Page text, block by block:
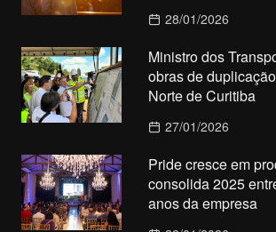
28/01/2026
Ministro dos
obras de
Norte de Curitiba
27/01/2026
Pride cresce em
consolida 2025
anos da empresa